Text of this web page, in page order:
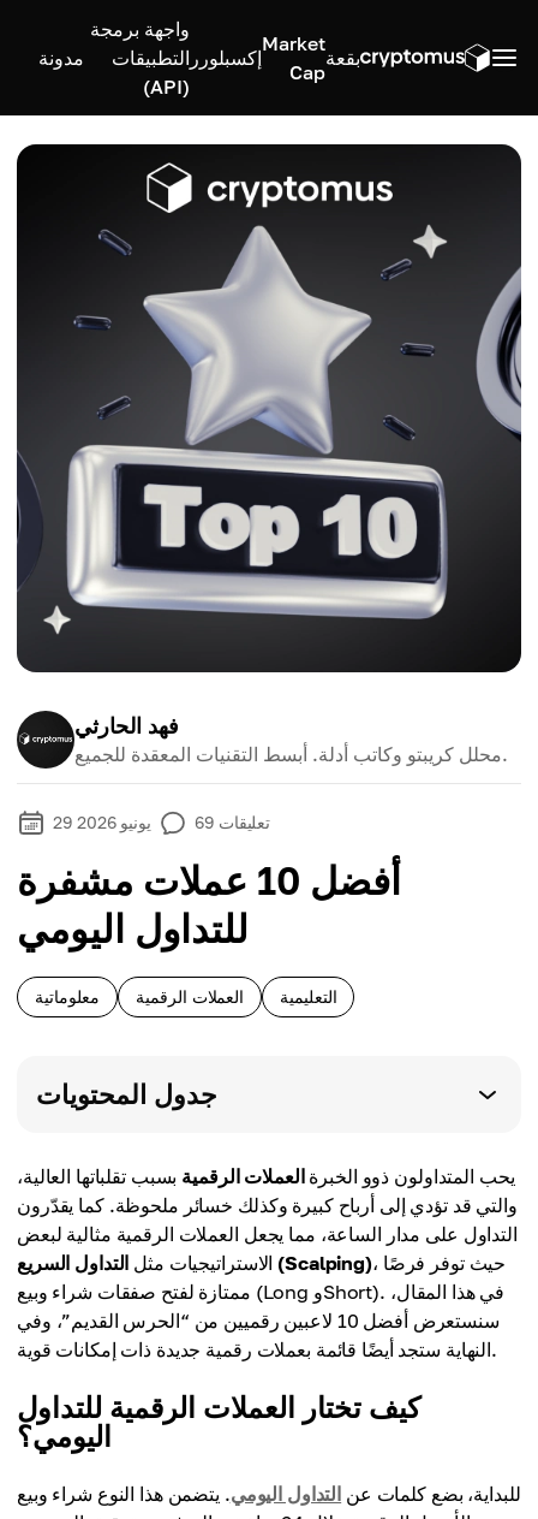
بقعة
Market
Cap
إكسبلورر
واجهة برمجة
التطبيقات
(API)
مدونة
فهد الحارثي
محلل كريبتو وكاتب أدلة. أبسط التقنيات المعقدة للجميع.
29 يونيو 2026 69 تعليقات
أفضل 10 عملات مشفرة
للتداول اليومي
معلوماتية العملات الرقمية التعليمية
جدول المحتويات
يحب المتداولون ذوو الخبرةالعملات الرقمية بسبب تقلباتها العالية،
والتي قد تؤدي إلى أرباح كبيرة وكذلك خسائر ملحوظة. كما يقدّرون
التداول على مدار الساعة، مما يجعل العملات الرقمية مثالية لبعض
الاستراتيجيات مثل التداول السريع (Scalping)، حيث توفر فرصًا
ممتازة لفتح صفقات شراء وبيع (Long وShort). في هذا المقال،
سنستعرض أفضل 10 لاعبين رقميين من “الحرس القديم”، وفي
النهاية ستجد أيضًا قائمة بعملات رقمية جديدة ذات إمكانات قوية.
كيف تختار العملات الرقمية للتداول
اليومي؟
للبداية، بضع كلمات عن التداول اليومي. يتضمن هذا النوع شراء وبيع